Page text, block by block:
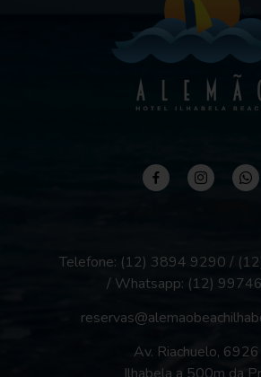
Telefone: (12) 3894 9290 /
/ Whatsapp: (12)
Av. Riachuelo,